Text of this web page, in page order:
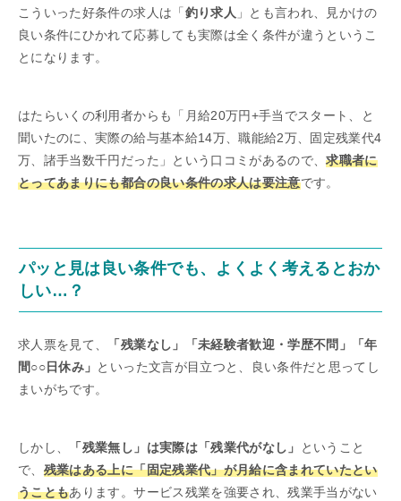
こういった好条件の求人は「 釣り求人 」とも言われ、見かけの
良い条件にひかれて応募しても実際は全く条件が違うというこ
とになります。
はたらいくの利用者からも「月給20万円+手当でスタート、と
聞いたのに、実際の給与基本給14万、職能給2万、固定残業代4
万、諸手当数千円だった」という口コミがあるので、求職者に
とってあまりにも都合の良い条件の求人は要注意です。
パッと見は良い条件でも、よくよく考えるとおか
しい…？
求人票を見て、
「残業なし」「未経験者歓迎・学歴不問」「年
間○○日休み」 といった文言が目立つと、良い条件だと思ってし
まいがちです。
しかし、 「残業無し」は実際は「残業代がなし」
ということ
で、 残業はある上に「固定残業代」が月給に含まれていたとい
うこともあります。サービス残業を強要され、残業手当がない